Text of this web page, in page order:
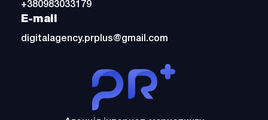
+380983033179
E-mail
digitalagency.prplus@gmail.com